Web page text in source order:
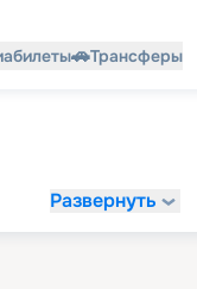
🚗Трансферы
Развернуть